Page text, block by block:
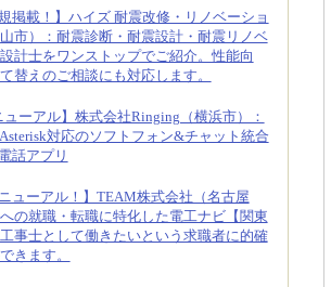
規掲載！】ハイズ 耐震改修・リノベーショ
市）：耐震診断・耐震設計・耐震リノベ
計士をワンストップでご紹介。性能向
替えのご相談にも対応します。
ューアル】株式会社Ringing（横浜市）：
対応のソフトフォン&チャット統合
話アプリ
ニューアル！】TEAM株式会社（名古屋
の就職・転職に特化した電工ナビ【関東
事士として働きたいという求職者に的確
きます。